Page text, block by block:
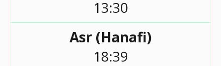
13:30
Asr (Hanafi)
18:39